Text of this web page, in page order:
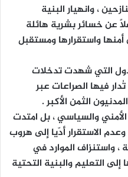
، وانهيار البنية
عن خسائر بشرية هائلة
واستقرارها ومستقبل
التي شهدت تدخلات
فيها الصراعات عبر
الثمن الأكبر .
والسياسي ، بل امتدت
الاستقرار أدّيا إلى هروب
، واستنزاف الموارد في
التعليم والبنية التحتية